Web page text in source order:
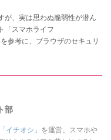
が、実は思わぬ脆弱性が潜ん
「スマホライフ
参考に、ブラウザのセキュリ
部
イチオシ」 を運営。スマホや